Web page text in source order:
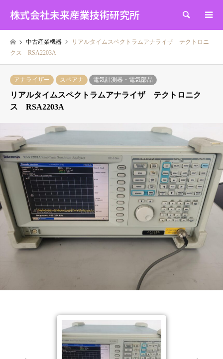
株式会社未来産業技術研究所 検索
中古産業機器
リアルタイムスペクトラムアナライザ テクトロニ
クス RSA2203A
アナライザー スペアナ 電気計測器・電気部品
リアルタイムスペクトラムアナライザ テクトロニク
ス RSA2203A